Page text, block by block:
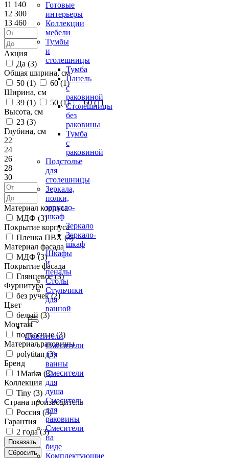
Готовые
интерьеры
Коллекции
мебели
Тумбы
и
столешницы
Тумба
Панель
с
раковиной
Столешницы
без
раковины
Тумба
с
раковиной
Подстолье
для
столешницы
Зеркала,
полки,
зеркало-
шкаф
Зеркало
Зеркало-
шкаф
Шкафы
и
пеналы
Столы
Стульчики
для
ванной
Смесители
Смесители
для
ванны
Смесители
для
душа
Смеситель
для
раковины
Смесители
на
биде
Комплектующие
11 140
12 300
13 460
Акция
Да (3)
Общая ширина, см
50 (1) 60 (1)
Ширина, см
39 (1) 50 (1) 60 (1)
Высота, см
23 (3)
Глубина, см
22
24
26
28
30
Материал корпуса
МДФ (3)
Покрытие корпуса
Пленка ПВХ (3)
Материал фасада
МДФ (3)
Покрытие фасада
Глянцевое (3)
Фурнитура
без ручек (2)
Цвет
белый (3)
Монтаж
подвесные (3)
Материал раковины
polytitan (3)
Бренд
1Marka (3)
Коллекция
Tiny (3)
Страна производитель
Россия (3)
Гарантия
2 года (3)